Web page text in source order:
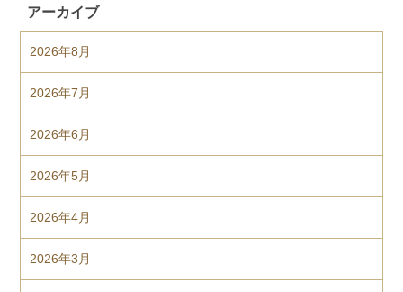
アーカイブ
2026年8月
2026年7月
2026年6月
2026年5月
2026年4月
2026年3月